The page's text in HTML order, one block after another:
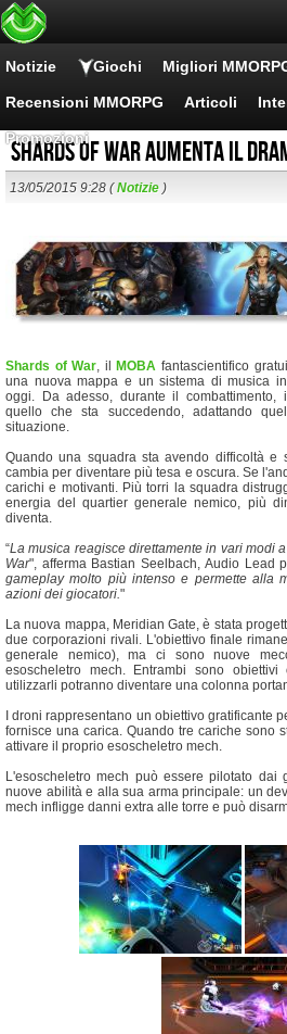
Notizie Giochi Migliori
Recensioni MMORPG Articoli
Promozioni
Shards of War aumenta il
13/05/2015 9:28 (Notizie )
Shards of War, il MOBA fantascientifico
una nuova mappa e un sistema di musica
oggi. Da adesso, durante il combattimento,
quello che sta succedendo, adattando
situazione.
Quando una squadra sta avendo difficoltà e
cambia per diventare più tesa e oscura. Se
carichi e motivanti. Più torri la squadra
energia del quartier generale nemico, più
diventa.
“La musica reagisce direttamente in vari modi
War", afferma Bastian Seelbach, Audio Lead
gameplay molto più intenso e permette alla
azioni dei giocatori."
La nuova mappa, Meridian Gate, è stata
due corporazioni rivali. L'obiettivo finale
generale nemico), ma ci sono nuove
esoscheletro mech. Entrambi sono
utilizzarli potranno diventare una colonna
I droni rappresentano un obiettivo gratificante
fornisce una carica. Quando tre cariche sono
attivare il proprio esoscheletro mech.
L'esoscheletro mech può essere pilotato
nuove abilità e alla sua arma principale: un
mech infligge danni extra alle torre e può